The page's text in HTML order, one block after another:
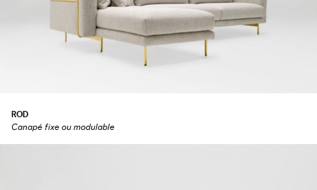
ROD
Canapé fixe ou modulable